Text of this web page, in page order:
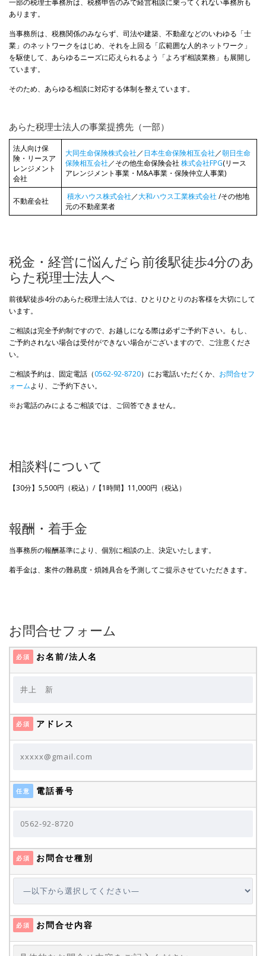
あります。
当事務所は、税務関係のみならず、司法や建築、不動産などのいわゆる「士
業」のネットワークをはじめ、それを上回る「広範囲な人的ネットワーク」
を駆使して、あらゆるニーズに応えられるよう「よろず相談業務」も展開し
ています。
そのため、あらゆる相談に対応する体制を整えています。
あらた税理士法人の事業提携先（一部）
法人向け保
険・リースア
レンジメント
会社
大同生命保険株式会社／日本生命保険相互会社／朝日生命
保険相互会社／その他生命保険会社株式会社FPG(リース
アレンジメント事業・M&A事業・保険仲立人事業)
不動産会社 積水ハウス株式会社／大和ハウス工業株式会社 /その他地
元の不動産業者
税金・経営に悩んだら前後駅徒歩4分のあ
らた税理士法人へ
前後駅徒歩4分のあらた税理士法人では、ひとりひとりのお客様を大切にして
います。
ご相談は完全予約制ですので、お越しになる際は必ずご予約下さい。もし、
ご予約されない場合は受付ができない場合がございますので、ご注意くださ
い。
ご相談予約は、固定電話（0562-92-8720）にお電話いただくか、 お問合せフ
ォームより、ご予約下さい。
※お電話のみによるご相談では、ご回答できません。
相談料について
【30分】5,500円（税込）/【1時間】11,000円（税込）
報酬・着手金
当事務所の報酬基準により、個別に相談の上、決定いたします。
着手金は、案件の難易度・煩雑具合を予測してご提示させていただきます。
お問合せフォーム
必須 お名前/法人名
必須 アドレス
任意 電話番号
必須 お問合せ種別
必須 お問合せ内容